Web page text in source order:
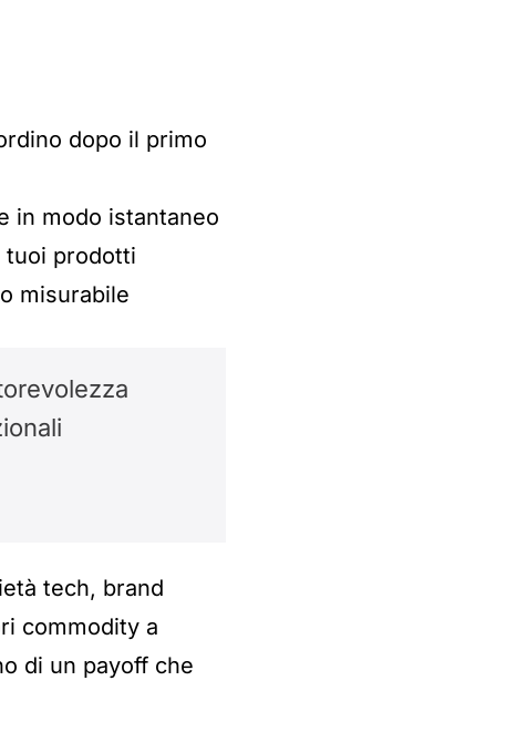
dopo il primo
in modo istantaneo
tuoi prodotti
misurabile
tech, brand
commodity a
di un payoff che